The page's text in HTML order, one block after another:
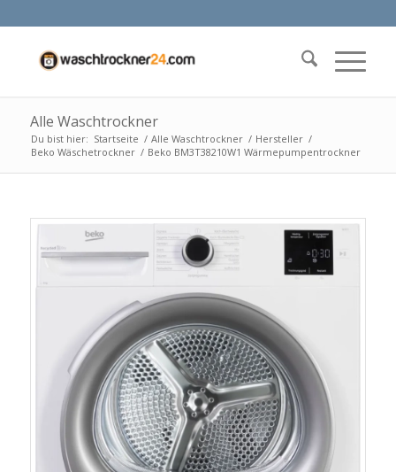
Alle Waschtrockner
Du bist hier: Startseite / Alle Waschtrockner / Hersteller /
Beko Wäschetrockner / Beko BM3T38210W1 Wärmepumpentrockner